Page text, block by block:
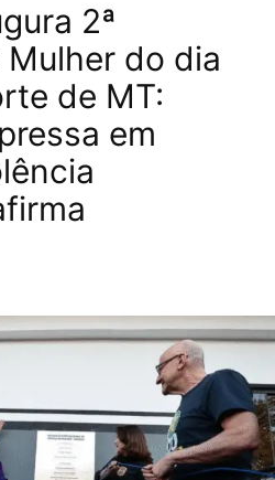
2ª
do dia
de MT:
em